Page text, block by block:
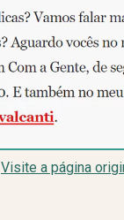
Visite a página